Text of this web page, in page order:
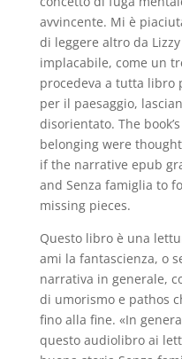
avvincente. Mi è
di leggere altro da
implacabile, come un
procedeva a tutta libro
per il paesaggio,
disorientato. The
belonging were
if the narrative epub
and Senza famiglia to
missing pieces.
Questo libro è una
ami la fantascienza, o
narrativa in generale,
di umorismo e pathos
fino alla fine. «In
questo audiolibro ai